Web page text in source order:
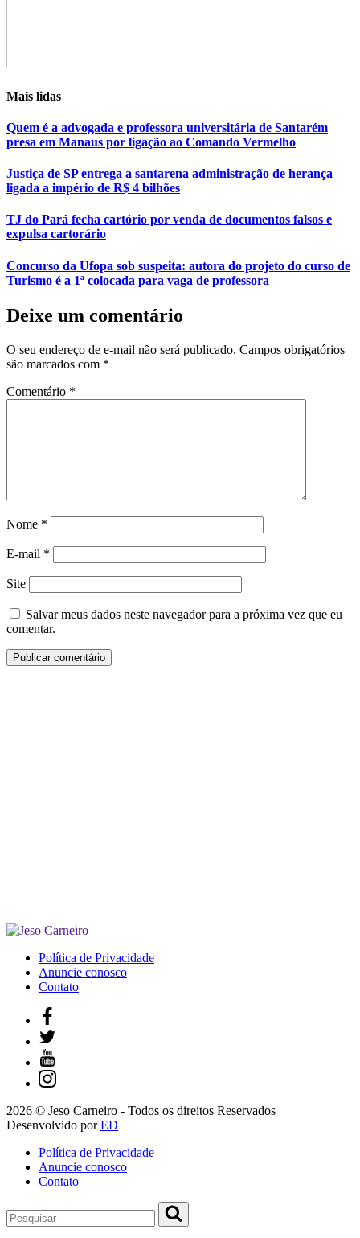
Mais lidas
Quem é a advogada e professora universitária de Santarém
presa em Manaus por ligação ao Comando Vermelho
Justiça de SP entrega a santarena administração de herança
ligada a império de R$ 4 bilhões
TJ do Pará fecha cartório por venda de documentos falsos e
expulsa cartorário
Concurso da Ufopa sob suspeita: autora do projeto do curso de
Turismo é a 1ª colocada para vaga de professora
Deixe um comentário
O seu endereço de e-mail não será publicado. Campos obrigatórios
são marcados com *
Comentário *
Nome *
E-mail *
Site
Salvar meus dados neste navegador para a próxima vez que eu
comentar.
Política de Privacidade
Anuncie conosco
Contato
2026 © Jeso Carneiro - Todos os direitos Reservados |
Desenvolvido porED
Política de Privacidade
Anuncie conosco
Contato